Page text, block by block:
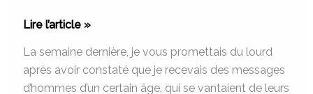
Lire l’article »
La semaine dernière, je vous promettais du lourd
après avoir constaté que je recevais des messages
d’hommes d’un certain âge, qui se vantaient de leurs